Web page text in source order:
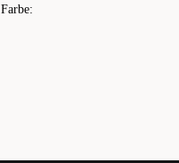
Farbe: